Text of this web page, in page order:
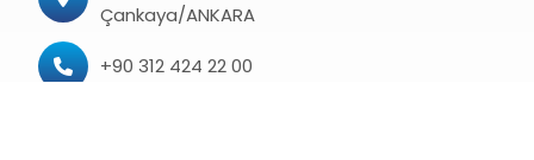
Çankaya/ANKARA
+90 312 424 22 00